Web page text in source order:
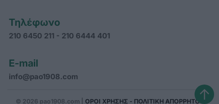
Τηλέφωνο
210 6450 211 - 210 6444 401
E-mail
info@pao1908.com
© 2026 pao1908.com | ΟΡΟΙ ΧΡΗΣΗΣ - ΠΟΛΙΤΙΚΗ ΑΠΟΡΡΗΤΟΥ↑